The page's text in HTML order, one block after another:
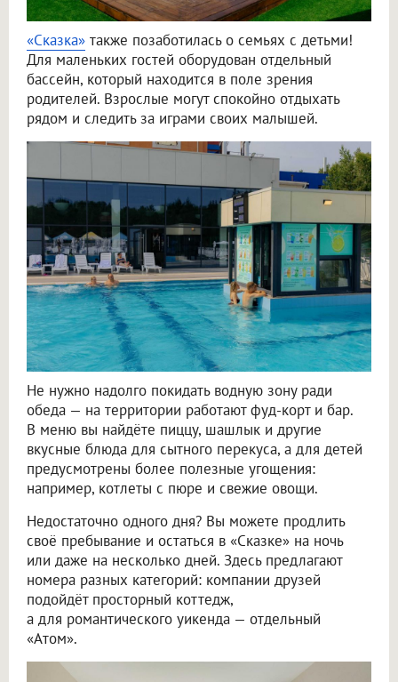
«Сказка» также позаботилась о семьях с детьми!
Для маленьких гостей оборудован отдельный
бассейн, который находится в поле зрения
родителей. Взрослые могут спокойно отдыхать
рядом и следить за играми своих малышей.
Не нужно надолго покидать водную зону ради
обеда — на территории работают фуд-корт и бар.
В меню вы найдёте пиццу, шашлык и другие
вкусные блюда для сытного перекуса, а для детей
предусмотрены более полезные угощения:
например, котлеты с пюре и свежие овощи.
Недостаточно одного дня? Вы можете продлить
своё пребывание и остаться в «Сказке» на ночь
или даже на несколько дней. Здесь предлагают
номера разных категорий: компании друзей
подойдёт просторный коттедж,
а для романтического уикенда — отдельный
«Атом».